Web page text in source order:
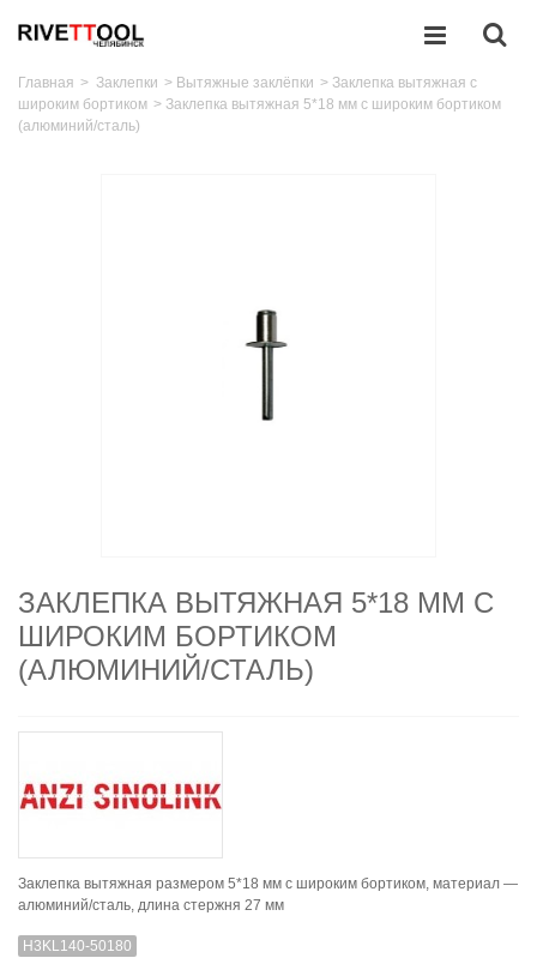
Главная > Заклепки > Вытяжные заклёпки > Заклепка вытяжная с
широким бортиком > Заклепка вытяжная 5*18 мм с широким бортиком
(алюминий/сталь)
ЗАКЛЕПКА ВЫТЯЖНАЯ 5*18 ММ С
ШИРОКИМ БОРТИКОМ
(АЛЮМИНИЙ/СТАЛЬ)
Заклепка вытяжная размером 5*18 мм с широким бортиком, материал —
алюминий/сталь, длина стержня 27 мм
H3KL140-50180